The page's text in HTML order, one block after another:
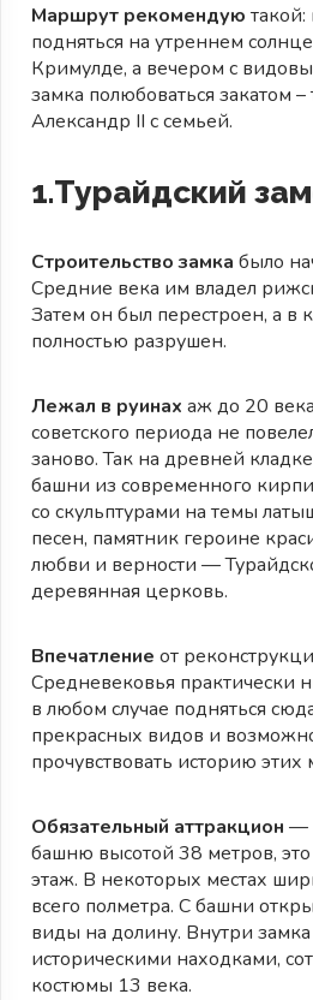
Маршрут рекомендую
подняться на утреннем
Кримулде, а вечером с
замка полюбоваться закатом –
Александр II с семьей.
1.Турайдский
Строительство замка было
Средние века им владел
Затем он был перестроен, а в
полностью разрушен.
Лежал в руинах аж до 20
советского периода не
заново. Так на древней
башни из современного
со скульптурами на темы
песен, памятник героине
любви и верности —
деревянная церковь.
Впечатление от
Средневековья практически
в любом случае подняться
прекрасных видов и
прочувствовать историю этих
Обязательный аттракцион —
башню высотой 38 метров,
этаж. В некоторых местах
всего полметра. С башни
виды на долину. Внутри
историческими находками,
костюмы 13 века.